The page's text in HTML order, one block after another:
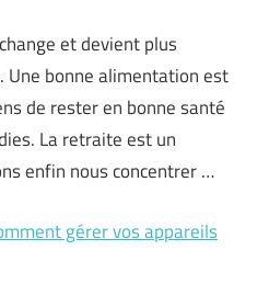
et devient plus
Une bonne alimentation est
de rester en bonne santé
La retraite est un
enfin nous concentrer …
gérer vos appareils